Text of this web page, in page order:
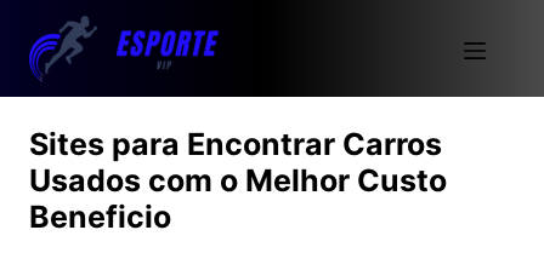
Sites para Encontrar Carros
Usados com o Melhor Custo
Beneficio